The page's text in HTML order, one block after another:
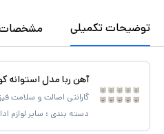
توضیحات تکمیلی مشخصات
آهن ربا مدل استوانه کوچک
گارانتی اصالت و سلامت
دسته بندی : سایر لوازم